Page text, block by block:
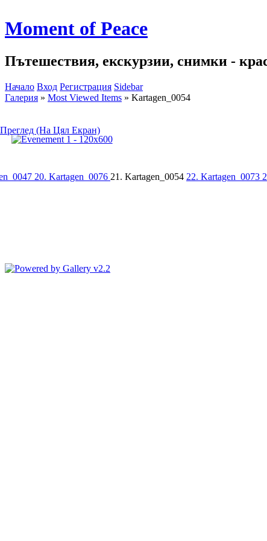
Moment of Peace
Пътешествия, екскурзии, снимки -
Начало Вход Регистрация Sidebar
Галерия » Most Viewed Items » Kartagen_0054
Преглед (На Цял Екран)
20. Kartagen_0076 21. Kartagen_0054 22. Kartagen_0073